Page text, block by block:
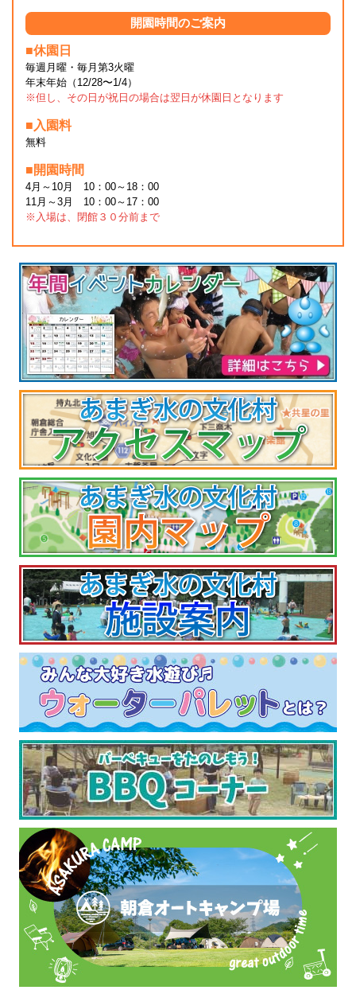
開園時間のご案内
■休園日
毎週月曜・毎月第3火曜
年末年始（12/28〜1/4）
※但し、その日が祝日の場合は翌日が休園日となります
■入園料
無料
■開園時間
4月～10月 10：00～18：00
11月～3月 10：00～17：00
※入場は、閉館３０分前まで